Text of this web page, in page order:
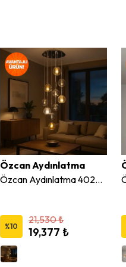
Özcan Aydınlatma
Özcan Aydınlatma 4020-12A 12'li Dekoratif Avize
%10
21,530 ₺
19,377 ₺